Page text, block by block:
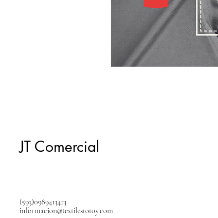
JT Comercial
(593)0989413413
informacion@textilestotoy.com